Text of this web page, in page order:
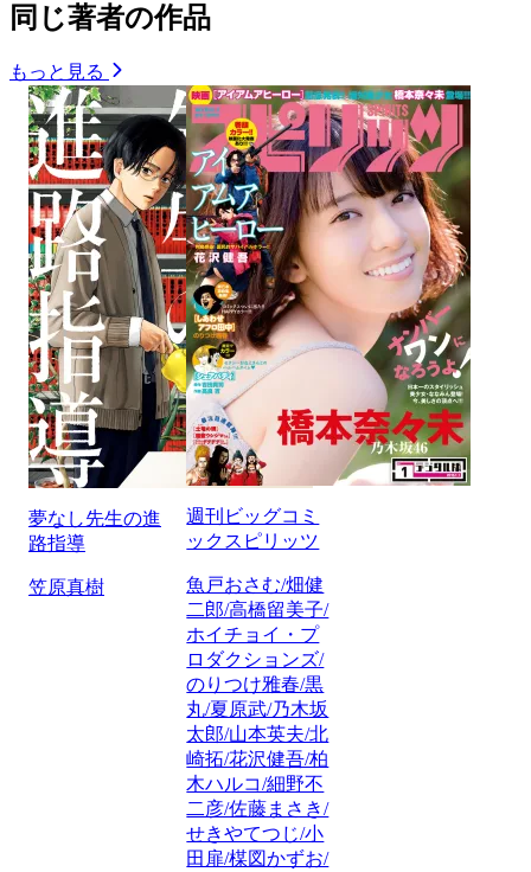
同じ著者の作品
もっと見る
夢なし先生の進
路指導
笠原真樹
週刊ビッグコミ
ックスピリッツ
魚戸おさむ/畑健
二郎/高橋留美子/
ホイチョイ・プ
ロダクションズ/
のりつけ雅春/黒
丸/夏原武/乃木坂
太郎/山本英夫/北
崎拓/花沢健吾/柏
木ハルコ/細野不
二彦/佐藤まさき/
せきやてつじ/小
田扉/楳図かずお/